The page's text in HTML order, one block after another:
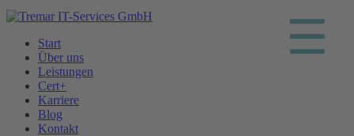
☰
Start
Über uns
Leistungen
Cert+
Karriere
Blog
Kontakt